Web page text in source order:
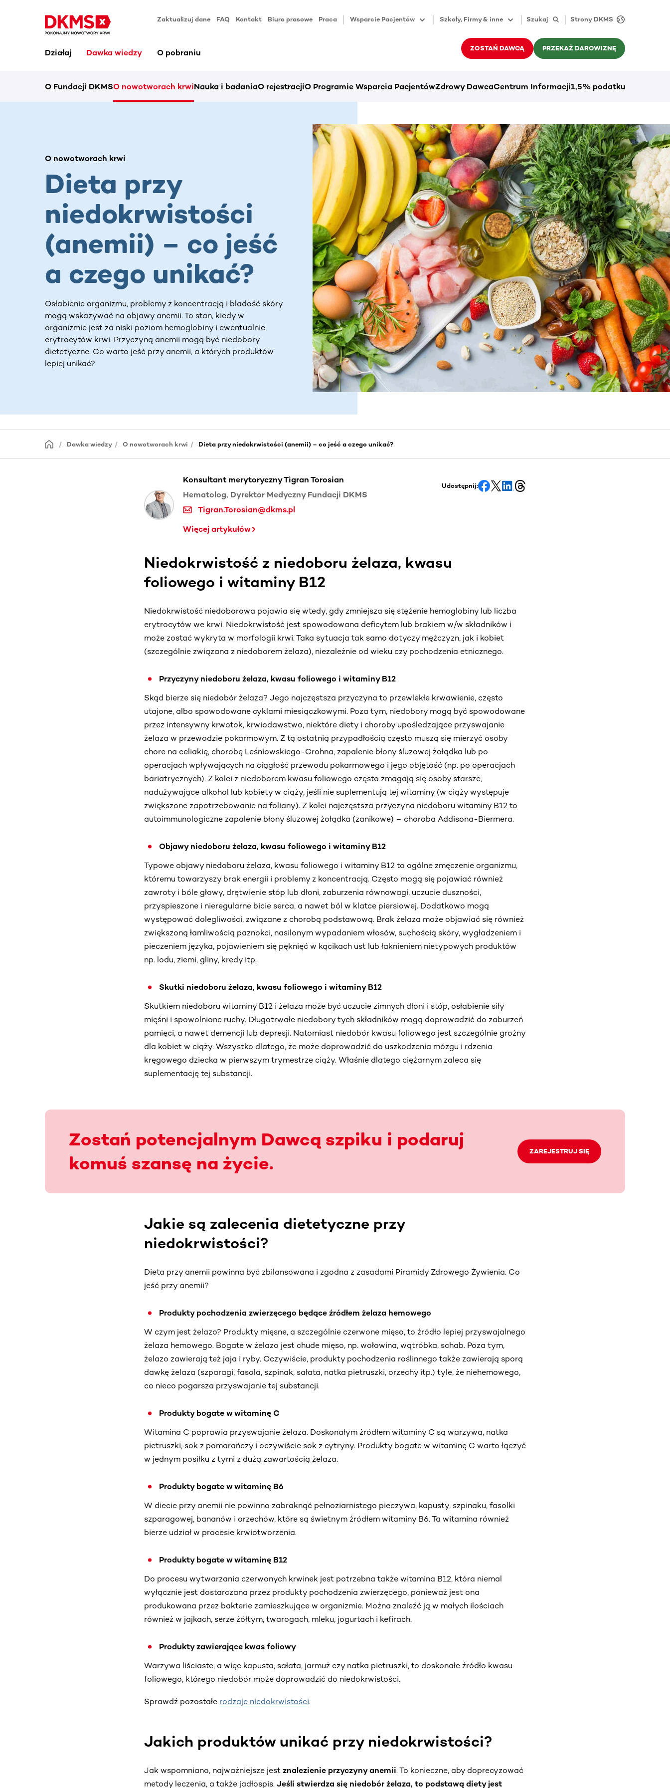
Zaktualizuj dane FAQ Kontakt Biuro prasowe Praca Wsparcie Pacjentów Szkoły, Firmy & inne Szukaj Strony DKMS
Działaj Dawka wiedzy O pobraniu ZOSTAŃ DAWCĄ PRZEKAŻ DAROWIZNĘ
O Fundacji DKMSO nowotworach krwiNauka i badaniaO rejestracjiO Programie Wsparcia PacjentówZdrowy DawcaCentrum Informacji1,5% podatku
O nowotworach krwi
Dieta przy
niedokrwistości
(anemii) – co jeść
a czego unikać?
Osłabienie organizmu, problemy z koncentracją i bladość skóry
mogą wskazywać na objawy anemii. To stan, kiedy w
organizmie jest za niski poziom hemoglobiny i ewentualnie
erytrocytów krwi. Przyczyną anemii mogą być niedobory
dietetyczne. Co warto jeść przy anemii, a których produktów
lepiej unikać?
Dawka wiedzy O nowotworach krwi Dieta przy niedokrwistości (anemii) – co jeść a czego unikać?
Udostępnij:
Konsultant merytoryczny Tigran Torosian
Hematolog, Dyrektor Medyczny Fundacji DKMS
Tigran.Torosian@dkms.pl
Więcej artykułów
Niedokrwistość z niedoboru żelaza, kwasu
foliowego i witaminy B12
Niedokrwistość niedoborowa pojawia się wtedy, gdy zmniejsza się stężenie hemoglobiny lub liczba
erytrocytów we krwi. Niedokrwistość jest spowodowana deficytem lub brakiem w/w składników i
może zostać wykryta w morfologii krwi. Taka sytuacja tak samo dotyczy mężczyzn, jak i kobiet
(szczególnie związana z niedoborem żelaza), niezależnie od wieku czy pochodzenia etnicznego.
Przyczyny niedoboru żelaza, kwasu foliowego i witaminy B12
Skąd bierze się niedobór żelaza? Jego najczęstsza przyczyna to przewlekłe krwawienie, często
utajone, albo spowodowane cyklami miesiączkowymi. Poza tym, niedobory mogą być spowodowane
przez intensywny krwotok, krwiodawstwo, niektóre diety i choroby upośledzające przyswajanie
żelaza w przewodzie pokarmowym. Z tą ostatnią przypadłością często muszą się mierzyć osoby
chore na celiakię, chorobę Leśniowskiego-Crohna, zapalenie błony śluzowej żołądka lub po
operacjach wpływających na ciągłość przewodu pokarmowego i jego objętość (np. po operacjach
bariatrycznych). Z kolei z niedoborem kwasu foliowego często zmagają się osoby starsze,
nadużywające alkohol lub kobiety w ciąży, jeśli nie suplementują tej witaminy (w ciąży występuje
zwiększone zapotrzebowanie na foliany). Z kolei najczęstsza przyczyna niedoboru witaminy B12 to
autoimmunologiczne zapalenie błony śluzowej żołądka (zanikowe) – choroba Addisona-Biermera.
Objawy niedoboru żelaza, kwasu foliowego i witaminy B12
Typowe objawy niedoboru żelaza, kwasu foliowego i witaminy B12 to ogólne zmęczenie organizmu,
któremu towarzyszy brak energii i problemy z koncentracją. Często mogą się pojawiać również
zawroty i bóle głowy, drętwienie stóp lub dłoni, zaburzenia równowagi, uczucie duszności,
przyspieszone i nieregularne bicie serca, a nawet ból w klatce piersiowej. Dodatkowo mogą
występować dolegliwości, związane z chorobą podstawową. Brak żelaza może objawiać się również
zwiększoną łamliwością paznokci, nasilonym wypadaniem włosów, suchością skóry, wygładzeniem i
pieczeniem języka, pojawieniem się pęknięć w kącikach ust lub łaknieniem nietypowych produktów
np. lodu, ziemi, gliny, kredy itp.
Skutki niedoboru żelaza, kwasu foliowego i witaminy B12
Skutkiem niedoboru witaminy B12 i żelaza może być uczucie zimnych dłoni i stóp, osłabienie siły
mięśni i spowolnione ruchy. Długotrwałe niedobory tych składników mogą doprowadzić do zaburzeń
pamięci, a nawet demencji lub depresji. Natomiast niedobór kwasu foliowego jest szczególnie groźny
dla kobiet w ciąży. Wszystko dlatego, że może doprowadzić do uszkodzenia mózgu i rdzenia
kręgowego dziecka w pierwszym trymestrze ciąży. Właśnie dlatego ciężarnym zaleca się
suplementację tej substancji.
Zostań potencjalnym Dawcą szpiku i podaruj
komuś szansę na życie.
ZAREJESTRUJ SIĘ
Jakie są zalecenia dietetyczne przy
niedokrwistości?
Dieta przy anemii powinna być zbilansowana i zgodna z zasadami Piramidy Zdrowego Żywienia. Co
jeść przy anemii?
Produkty pochodzenia zwierzęcego będące źródłem żelaza hemowego
W czym jest żelazo? Produkty mięsne, a szczególnie czerwone mięso, to źródło lepiej przyswajalnego
żelaza hemowego. Bogate w żelazo jest chude mięso, np. wołowina, wątróbka, schab. Poza tym,
żelazo zawierają też jaja i ryby. Oczywiście, produkty pochodzenia roślinnego także zawierają sporą
dawkę żelaza (szparagi, fasola, szpinak, sałata, natka pietruszki, orzechy itp.) tyle, że niehemowego,
co nieco pogarsza przyswajanie tej substancji.
Produkty bogate w witaminę C
Witamina C poprawia przyswajanie żelaza. Doskonałym źródłem witaminy C są warzywa, natka
pietruszki, sok z pomarańczy i oczywiście sok z cytryny. Produkty bogate w witaminę C warto łączyć
w jednym posiłku z tymi z dużą zawartością żelaza.
Produkty bogate w witaminę B6
W diecie przy anemii nie powinno zabraknąć pełnoziarnistego pieczywa, kapusty, szpinaku, fasolki
szparagowej, bananów i orzechów, które są świetnym źródłem witaminy B6. Ta witamina również
bierze udział w procesie krwiotworzenia.
Produkty bogate w witaminę B12
Do procesu wytwarzania czerwonych krwinek jest potrzebna także witamina B12, która niemal
wyłącznie jest dostarczana przez produkty pochodzenia zwierzęcego, ponieważ jest ona
produkowana przez bakterie zamieszkujące w organizmie. Można znaleźć ją w małych ilościach
również w jajkach, serze żółtym, twarogach, mleku, jogurtach i kefirach.
Produkty zawierające kwas foliowy
Warzywa liściaste, a więc kapusta, sałata, jarmuż czy natka pietruszki, to doskonałe źródło kwasu
foliowego, którego niedobór może doprowadzić do niedokrwistości.
Sprawdź pozostałe rodzaje niedokrwistości.
Jakich produktów unikać przy niedokrwistości?
Jak wspomniano, najważniejsze jest znalezienie przyczyny anemii. To konieczne, aby doprecyzować
metody leczenia, a także jadłospis. Jeśli stwierdza się niedobór żelaza, to podstawą diety jest